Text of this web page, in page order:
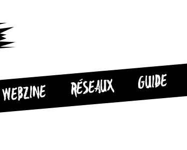
WEBZINE RÉSEAUX GUIDE